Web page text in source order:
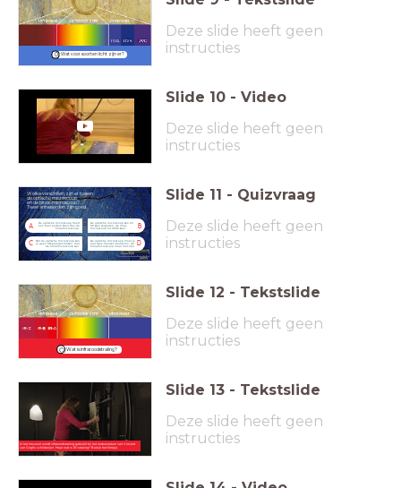
Wat voor soorten licht zijn er?
Deze slide heeft geen
instructies
Slide 10 - Video
Deze slide heeft geen
instructies
Welke verschillen zijn er tussen
de optische microscoop
en de hirox-microscoop?
Twee antwoorden zijn goed.
A De optische microscoop heeft
een heel andere kleur dan de
hirox-microscoop. B
De optische microscoop kan tot
50 keer vergroten, de hirox
microscoop tot 2500 keer.
C Met de optische microscoop kun
je geen 3D-plaatjes maken, met
de hirox-microscoop wel. D
De optische microscoop moet je
met twee mensen bedienen, de
hirox-microscoop maar met één.
Slide 11 - Quizvraag
Deze slide heeft geen
instructies
Wat is infraroodstraling?
Slide 12 - Tekstslide
Deze slide heeft geen
instructies
In het museum wordt infraroodstraling gebruikt bij het onderzoeken van Vincent
van Goghs schilderijen. Maar wat is IR-straling? Bekijk het filmpje.
Slide 13 - Tekstslide
Deze slide heeft geen
instructies